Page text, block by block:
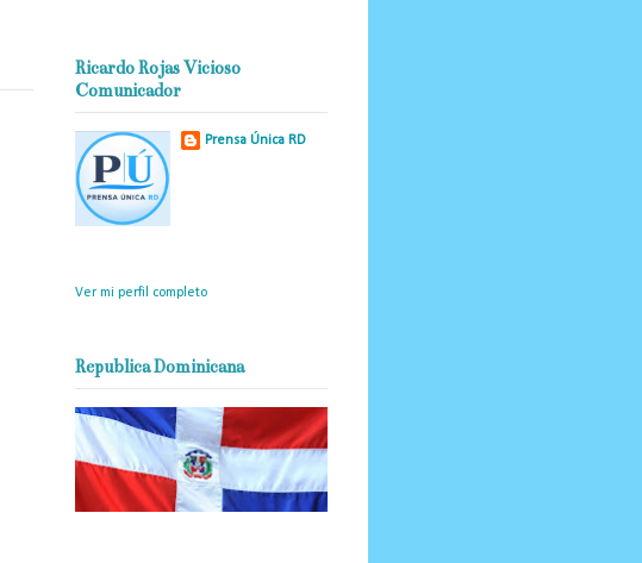
Ricardo Rojas Vicioso
Comunicador
Prensa Única RD
Ver mi perfil completo
Republica Dominicana